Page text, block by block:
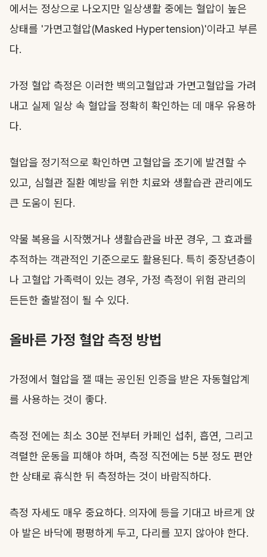
에서는 정상으로 나오지만 일상생활 중에는 혈압이 높은
상태를 '가면고혈압(Masked Hypertension)'이라고 부른
다.
가정 혈압 측정은 이러한 백의고혈압과 가면고혈압을 가려
내고 실제 일상 속 혈압을 정확히 확인하는 데 매우 유용하
다.
혈압을 정기적으로 확인하면 고혈압을 조기에 발견할 수
있고, 심혈관 질환 예방을 위한 치료와 생활습관 관리에도
큰 도움이 된다.
약물 복용을 시작했거나 생활습관을 바꾼 경우, 그 효과를
추적하는 객관적인 기준으로도 활용된다. 특히 중장년층이
나 고혈압 가족력이 있는 경우, 가정 측정이 위험 관리의
든든한 출발점이 될 수 있다.
올바른 가정 혈압 측정 방법
가정에서 혈압을 잴 때는 공인된 인증을 받은 자동혈압계
를 사용하는 것이 좋다.
측정 전에는 최소 30분 전부터 카페인 섭취, 흡연, 그리고
격렬한 운동을 피해야 하며, 측정 직전에는 5분 정도 편안
한 상태로 휴식한 뒤 측정하는 것이 바람직하다.
측정 자세도 매우 중요하다. 의자에 등을 기대고 바르게 앉
아 발은 바닥에 평평하게 두고, 다리를 꼬지 않아야 한다.